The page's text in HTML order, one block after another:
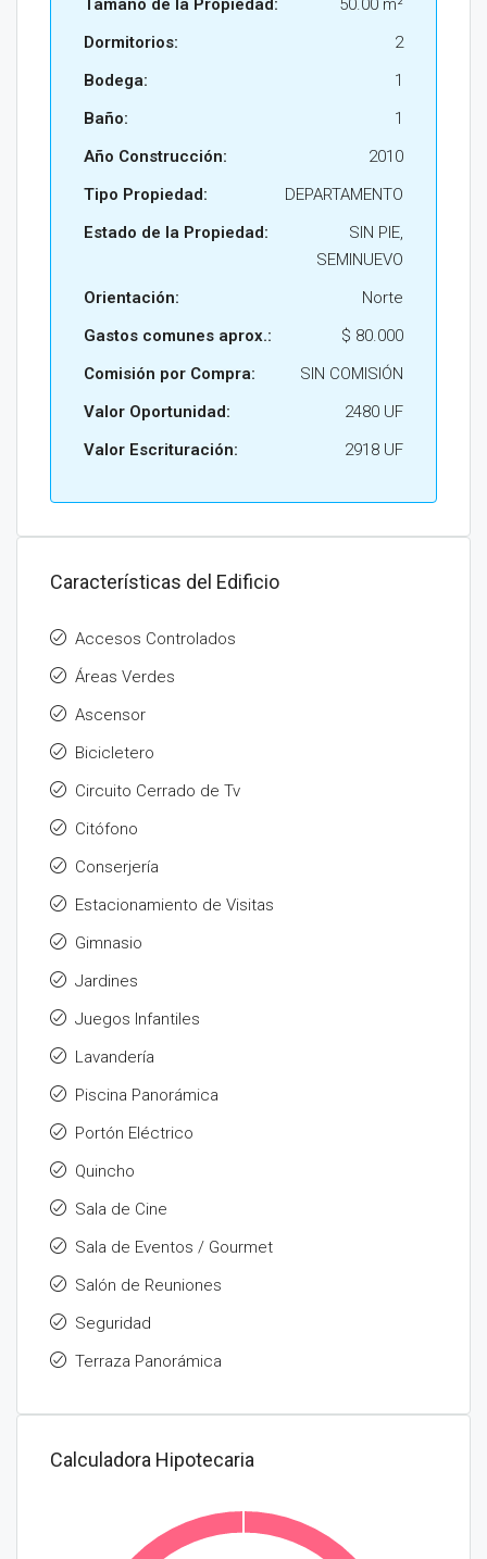
Tamaño de la Propiedad:
50.00 m²
Dormitorios:
2
Bodega:
1
Baño:
1
Año Construcción:
2010
Tipo Propiedad:
DEPARTAMENTO
Estado de la Propiedad:
SIN PIE,
SEMINUEVO
Orientación:
Norte
Gastos comunes aprox.:
$ 80.000
Comisión por Compra:
SIN COMISIÓN
Valor Oportunidad:
2480 UF
Valor Escrituración:
2918 UF
Características del Edificio
Accesos Controlados
Áreas Verdes
Ascensor
Bicicletero
Circuito Cerrado de Tv
Citófono
Conserjería
Estacionamiento de Visitas
Gimnasio
Jardines
Juegos Infantiles
Lavandería
Piscina Panorámica
Portón Eléctrico
Quincho
Sala de Cine
Sala de Eventos / Gourmet
Salón de Reuniones
Seguridad
Terraza Panorámica
Calculadora Hipotecaria